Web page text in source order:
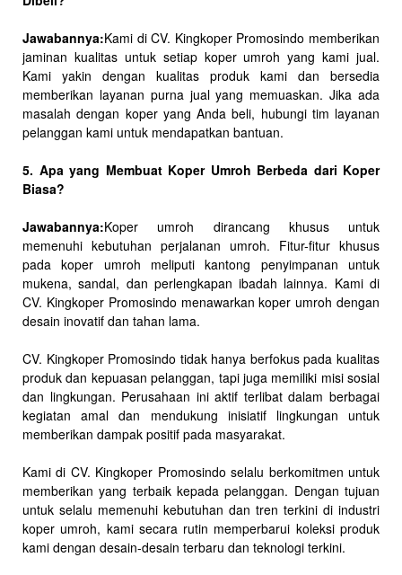
Jawabannya:Kami di CV. Kingkoper Promosindo memberikan
jaminan kualitas untuk setiap koper umroh yang kami jual.
Kami yakin dengan kualitas produk kami dan bersedia
memberikan layanan purna jual yang memuaskan. Jika ada
masalah dengan koper yang Anda beli, hubungi tim layanan
pelanggan kami untuk mendapatkan bantuan.
5. Apa yang Membuat Koper Umroh Berbeda dari Koper
Biasa?
Jawabannya:Koper umroh dirancang khusus untuk
memenuhi kebutuhan perjalanan umroh. Fitur-fitur khusus
pada koper umroh meliputi kantong penyimpanan untuk
mukena, sandal, dan perlengkapan ibadah lainnya. Kami di
CV. Kingkoper Promosindo menawarkan koper umroh dengan
desain inovatif dan tahan lama.
CV. Kingkoper Promosindo tidak hanya berfokus pada kualitas
produk dan kepuasan pelanggan, tapi juga memiliki misi sosial
dan lingkungan. Perusahaan ini aktif terlibat dalam berbagai
kegiatan amal dan mendukung inisiatif lingkungan untuk
memberikan dampak positif pada masyarakat.
Kami di CV. Kingkoper Promosindo selalu berkomitmen untuk
memberikan yang terbaik kepada pelanggan. Dengan tujuan
untuk selalu memenuhi kebutuhan dan tren terkini di industri
koper umroh, kami secara rutin memperbarui koleksi produk
kami dengan desain-desain terbaru dan teknologi terkini.